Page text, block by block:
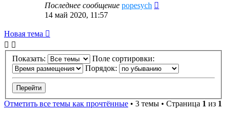
Последнее сообщение popesych
14 май 2020, 11:57
Новая тема
Показать:
Поле сортировки:
Порядок:
Отметить все темы как прочтённые • 3 темы • Страница 1 из 1